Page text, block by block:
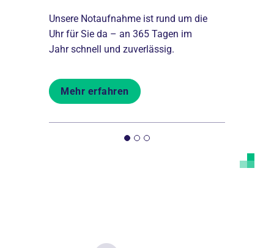
Unsere Notaufnahme ist rund um die
Uhr für Sie da – an 365 Tagen im
Jahr schnell und zuverlässig.
Mehr erfahren